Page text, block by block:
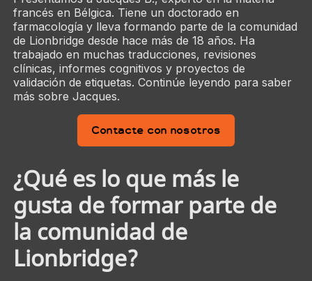
francés en Bélgica. Tiene un doctorado en
farmacología y lleva formando parte de la comunidad
de Lionbridge desde hace más de 18 años. Ha
trabajado en muchas traducciones, revisiones
clínicas, informes cognitivos y proyectos de
validación de etiquetas. Continúe leyendo para saber
más sobre Jacques.
Contacte con nosotros
¿Qué es lo que más le
gusta de formar parte de
la comunidad de
Lionbridge?